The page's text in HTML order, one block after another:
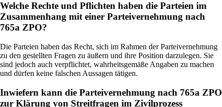
Welche Rechte und Pflichten haben die Parteien im
Zusammenhang mit einer Parteivernehmung nach
765a ZPO?
Die Parteien haben das Recht, sich im Rahmen der Parteivernehmung
zu den gestellten Fragen zu äußern und ihre Position darzulegen. Sie
sind jedoch auch verpflichtet, wahrheitsgemäße Angaben zu machen
und dürfen keine falschen Aussagen tätigen.
Inwiefern kann die Parteivernehmung nach 765a ZPO
zur Klärung von Streitfragen im Zivilprozess